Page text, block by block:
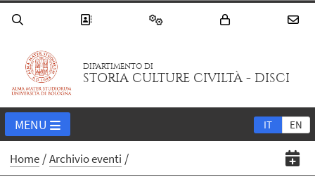
DIPARTIMENTO DI
STORIA CULTURE CIVILTÀ - DISCI
IT EN
MENU
Home Archivio eventi